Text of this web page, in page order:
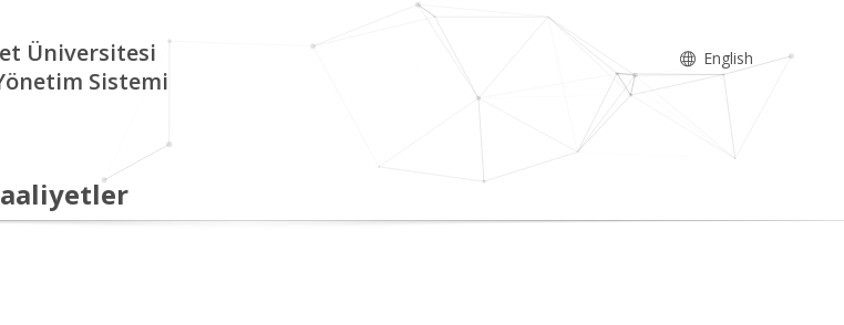
Üniversitesi
Sistemi
English